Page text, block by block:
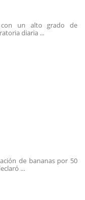
con un alto grado de
diaria ...
de bananas por 50
...